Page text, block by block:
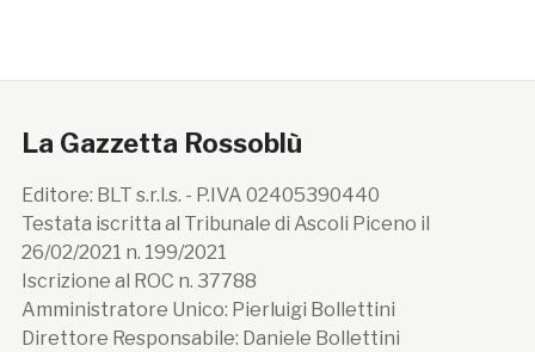
La Gazzetta Rossoblù
Editore: BLT s.r.l.s. - P.IVA 02405390440
Testata iscritta al Tribunale di Ascoli Piceno il
26/02/2021 n. 199/2021
Iscrizione al ROC n. 37788
Amministratore Unico: Pierluigi Bollettini
Direttore Responsabile: Daniele Bollettini